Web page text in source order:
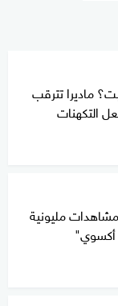
ماديرا تترقب
التكهنات
مليونية
أكسوي"